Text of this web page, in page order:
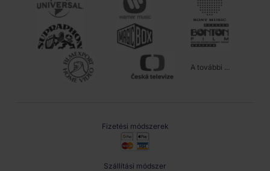
A további ...
Fizetési módszerek
Szállítási módszer